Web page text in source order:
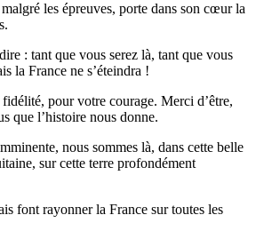
les épreuves, porte dans son cœur la
: tant que vous serez là, tant que vous
la France ne s’éteindra !
pour votre courage. Merci d’être,
que l’histoire nous donne.
nous sommes là, dans cette belle
sur cette terre profondément
font rayonner la France sur toutes les